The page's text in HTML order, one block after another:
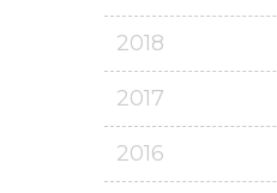
2018
2017
2016